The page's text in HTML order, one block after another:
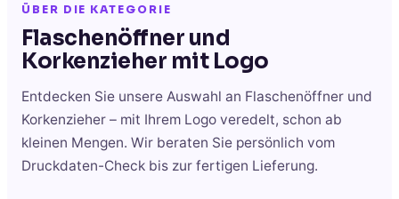
ÜBER DIE KATEGORIE
Flaschenöffner und
Korkenzieher mit Logo
Entdecken Sie unsere Auswahl an Flaschenöffner und
Korkenzieher – mit Ihrem Logo veredelt, schon ab
kleinen Mengen. Wir beraten Sie persönlich vom
Druckdaten-Check bis zur fertigen Lieferung.